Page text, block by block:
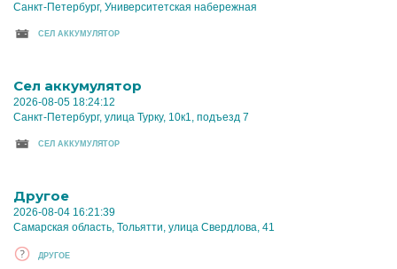
Санкт-Петербург, Университетская набережная
CЕЛ АККУМУЛЯТОР
Cел аккумулятор
2026-08-05 18:24:12
Санкт-Петербург, улица Турку, 10к1, подъезд 7
CЕЛ АККУМУЛЯТОР
Другое
2026-08-04 16:21:39
Самарская область, Тольятти, улица Свердлова, 41
ДРУГОЕ